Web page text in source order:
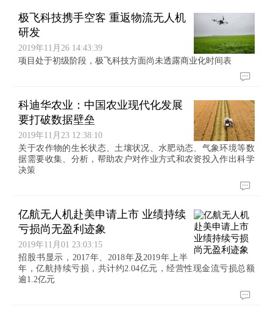
极飞科技携手空客 重返物流无人机
研发
2019年11月26 14:43:39
项目处于初级阶段，极飞科技方面尚未透露商业化时间表
科迪华农业：中国农业现代化发展
要打破数据壁垒
2019年11月23 12:38:10
关于农作物的生长状态、土壤状况、水肥动态、气象环境等数
据需要收集、分析，帮助农户对作业方式和农资投入作出科学
决策
亿航无人机赴美申请上市 业绩持续
亏损尚无盈利迹象
2019年11月01 23:03:15
招股书显示，2017年、2018年及2019年上半
年，亿航持续亏损，共计约2.04亿元，经营性现金流亏损总额
逾1.2亿元